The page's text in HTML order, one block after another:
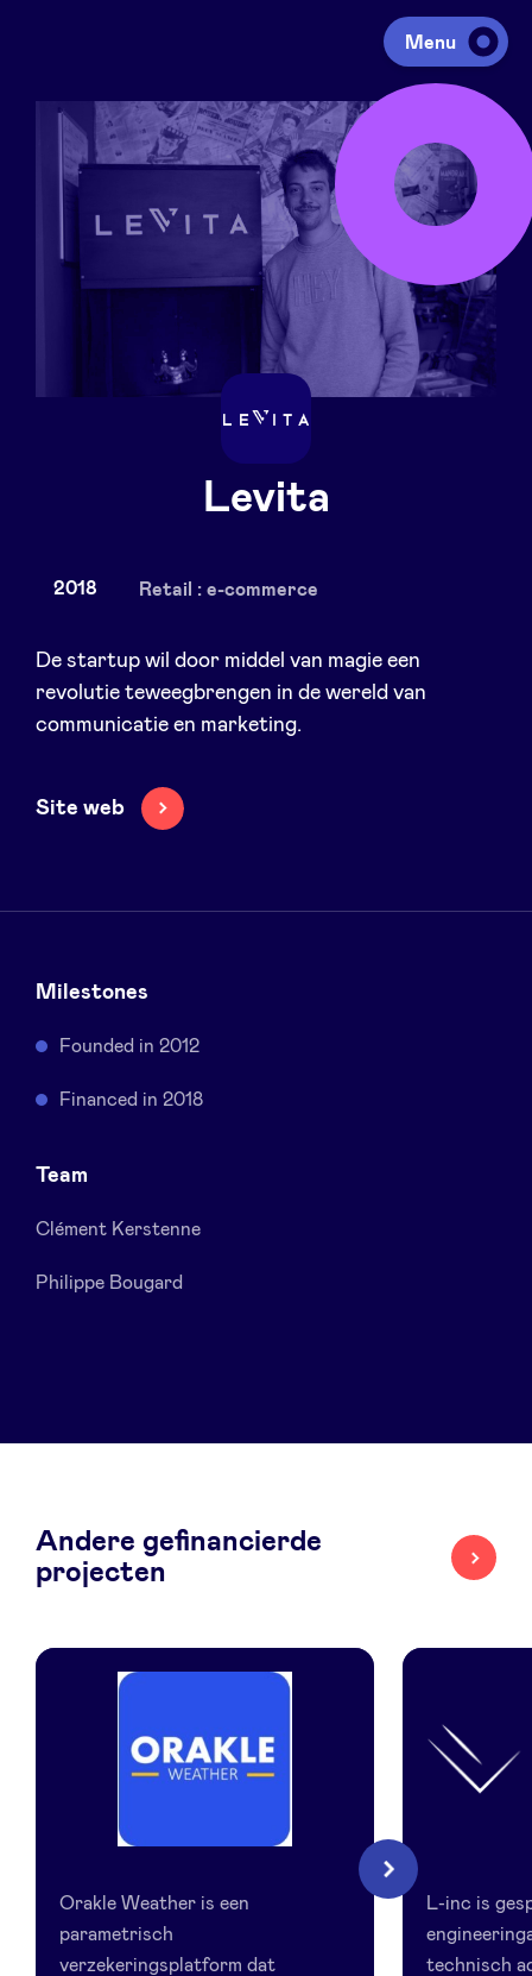
Menu
Investeren
Fondsen ophalen
Portfolio
Agenda
Over ons
Nieuws
Voordelen
BeAngels Academy
Sponsors
Privacy Policy
BeAngels x PMV
nl fr
en
LinkedIn
Levita
2018 Retail : e-commerce
De startup wil door middel van magie een
revolutie teweegbrengen in de wereld van
communicatie en marketing.
Site web
Milestones
Founded in 2012
Financed in 2018
Team
Clément Kerstenne
Philippe Bougard
Andere gefinancierde
projecten
Orakle Weather is een
parametrisch
verzekeringsplatform dat
L-inc is
technisch
Volgende